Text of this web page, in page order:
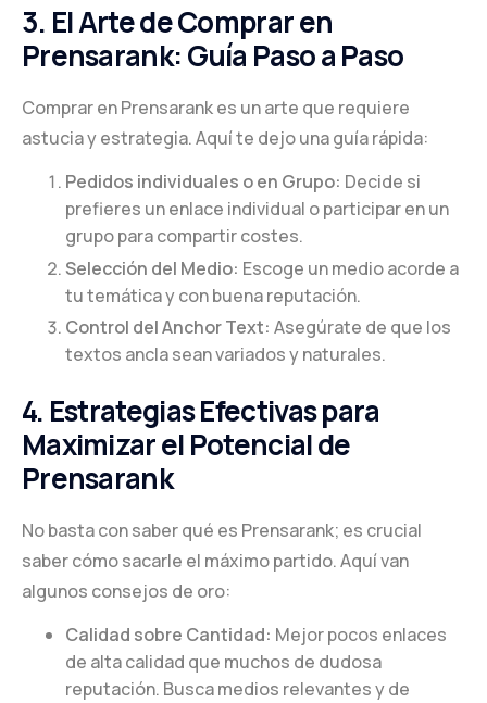
3. El Arte de Comprar en
Prensarank: Guía Paso a Paso
Comprar en Prensarank es un arte que requiere
astucia y estrategia. Aquí te dejo una guía rápida:
Pedidos individuales o en Grupo: Decide si
prefieres un enlace individual o participar en un
grupo para compartir costes.
Selección del Medio: Escoge un medio acorde a
tu temática y con buena reputación.
Control del Anchor Text: Asegúrate de que los
textos ancla sean variados y naturales.
4. Estrategias Efectivas para
Maximizar el Potencial de
Prensarank
No basta con saber qué es Prensarank; es crucial
saber cómo sacarle el máximo partido. Aquí van
algunos consejos de oro:
Calidad sobre Cantidad: Mejor pocos enlaces
de alta calidad que muchos de dudosa
reputación. Busca medios relevantes y de